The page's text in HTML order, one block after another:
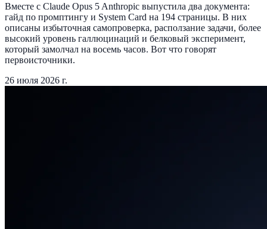
Вместе с Claude Opus 5 Anthropic выпустила два документа:
гайд по промптингу и System Card на 194 страницы. В них
описаны избыточная самопроверка, расползание задачи, более
высокий уровень галлюцинаций и белковый эксперимент,
который замолчал на восемь часов. Вот что говорят
первоисточники.
26 июля 2026 г.